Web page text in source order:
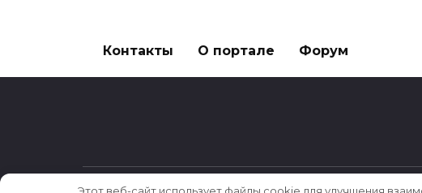
Контакты О портале Форум